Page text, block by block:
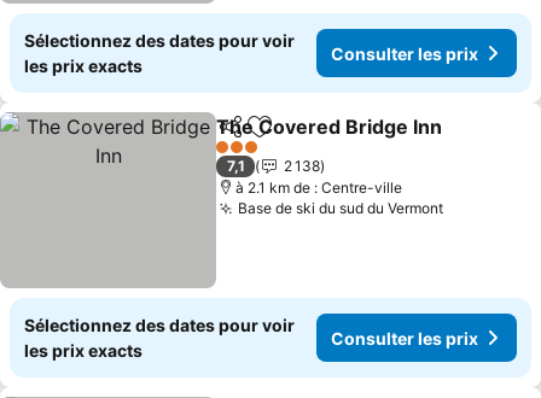
Sélectionnez des dates pour voir
les prix exacts
Consulter les prix
PartagerAjouter à mes favoris
The Covered Bridge Inn
3 Étoiles
7,1
2 138
à 2.1 km de : Centre-ville
Base de ski du sud du Vermont
Sélectionnez des dates pour voir
les prix exacts
Consulter les prix